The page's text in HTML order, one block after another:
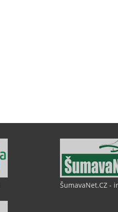
ŠumavaNet.CZ -